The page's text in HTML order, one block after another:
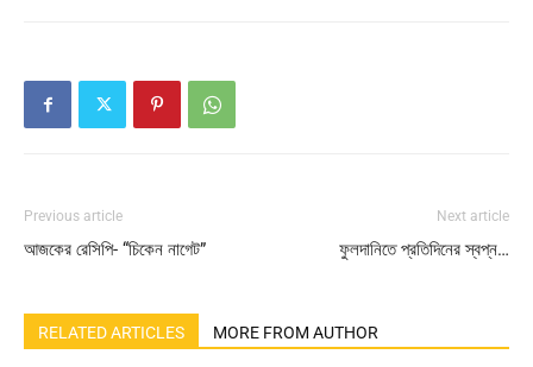
Previous article
আজকের রেসিপি- “চিকেন নাগেট”
Next article
ফুলদানিতে প্রতিদিনের স্বপ্ন…
RELATED ARTICLES MORE FROM AUTHOR